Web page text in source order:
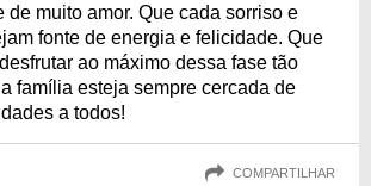
de muito amor. Que cada sorriso e
fonte de energia e felicidade. Que
ao máximo dessa fase tão
família esteja sempre cercada de
a todos!
COMPARTILHAR